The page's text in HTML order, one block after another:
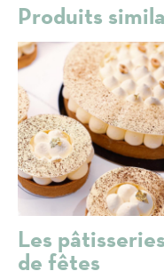
Produits
Les pâtisseries
de fêtes